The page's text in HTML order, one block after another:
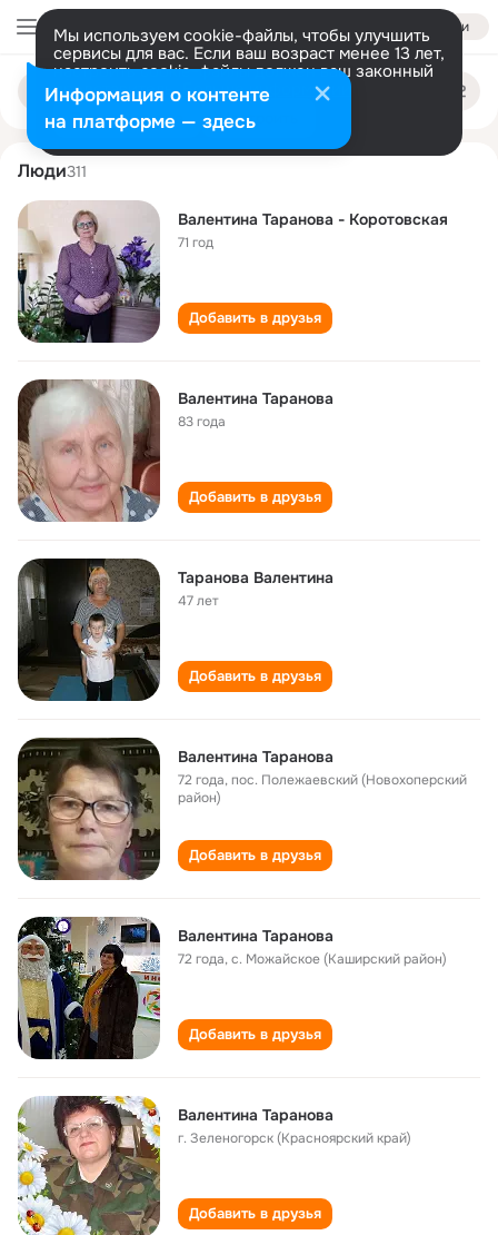
Войти
Мы используем cookie-файлы, чтобы улучшить
сервисы для вас. Если ваш возраст менее 13 лет,
настроить cookie-файлы должен ваш законный
представитель. Больше информации
Разрешить все Настроить
Поиск
людям
valentina taranova
Люди311
Валентина Таранова - Коротовская
71 год
Добавить в друзья
Валентина Таранова
83 года
Добавить в друзья
Таранова Валентина
47 лет
Добавить в друзья
Валентина Таранова
72 года,пос. Полежаевский (Новохоперский
район)
Добавить в друзья
Валентина Таранова
72 года,с. Можайское (Каширский район)
Добавить в друзья
Валентина Таранова
г. Зеленогорск (Красноярский край)
Добавить в друзья
Информация о контенте
на платформе — здесь